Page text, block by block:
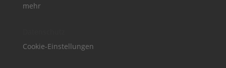
mehr
Cookie-Einstellungen